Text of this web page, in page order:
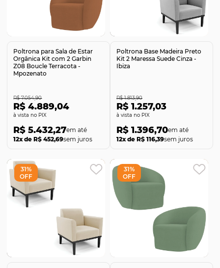
Poltrona para Sala de Estar
Orgânica Kit com 2 Garbin
Z08 Boucle Terracota -
Mpozenato
R$ 4.889,04
no PIX
R$ 7.054,90
R$ 5.432,27
12x de R$ 452,69sem juros
Poltrona Base Madeira Preto
Kit 2 Maressa Suede Cinza -
Ibiza
R$ 1.257,03
no PIX
R$ 1.813,90
R$ 1.396,70
12x de R$ 116,39sem juros
31%
OFF
31%
OFF